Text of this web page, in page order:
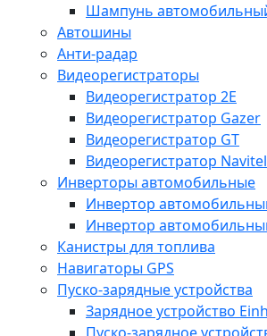
Шампунь
Автошины
Анти-радар
Видеорегистраторы
Видеорегистратор 2E
Видеорегистратор Gazer
Видеорегистратор GT
Видеорегистратор Navitel
Инверторы автомобильные
Инвертор
Инвертор
Канистры для топлива
Навигаторы GPS
Пуско-зарядные устройства
Зарядное устройство